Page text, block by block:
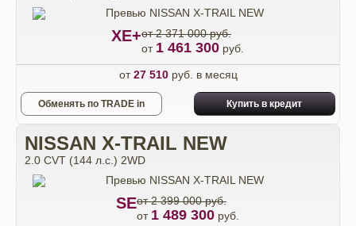
XE+от 2 371 000 руб.
от 1 461 300 руб.
от27 510руб. в месяц
Обменять по TRADE in Купить в кредит
NISSAN X-TRAIL NEW
2.0 CVT (144 л.с.) 2WD
SEот 2 399 000 руб.
от 1 489 300 руб.